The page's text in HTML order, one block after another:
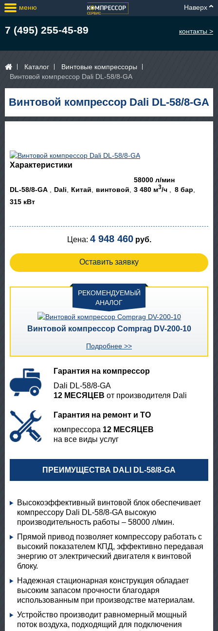
меню Наверх
7 (495) 255-45-89 контакты >
Каталог
Винтовые компрессоры
Винтовой компрессор Dali DL-58/8-GA
Винтовой компрессор Dali DL-58/8-GA
Характеристики
DL-58/8-GA Dali Китай винтовой
58000 л/мин
3 480 м3/ч
8 бар
315 кВт
Цена: 4 948 460 руб.
Оставить заявку
РЕКОМЕНДУЕМЫЙ
АНАЛОГ
Винтовой компрессор Comprag DV-200-10
Подробнее >>
Гарантия на компрессор
Dali DL-58/8-GA
12 МЕСЯЦЕВ от производителя Dali
Гарантия на ремонт и ТО
компрессора 12 МЕСЯЦЕВ
на все виды услуг
ПРЕИМУЩЕСТВА DALI DL-58/8-GA
Высокоэффективный винтовой блок обеспечивает
компрессору Dali DL-58/8-GA высокую
производительность работы – 58000 л/мин.
Прямой привод позволяет компрессору работать с
высокий показателем КПД, эффективно передавая
энергию от электрический двигателя к винтовой
блоку.
Надежная стационарная конструкция обладает
высоким запасом прочности благодаря
использованным при производстве материалам.
Устройство производит равномерный мощный
поток воздуха, подходящий для подключения